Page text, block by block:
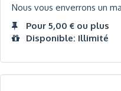
Nous vous enverrons un
Pour 5,00 € ou plus
Disponible: Illimité